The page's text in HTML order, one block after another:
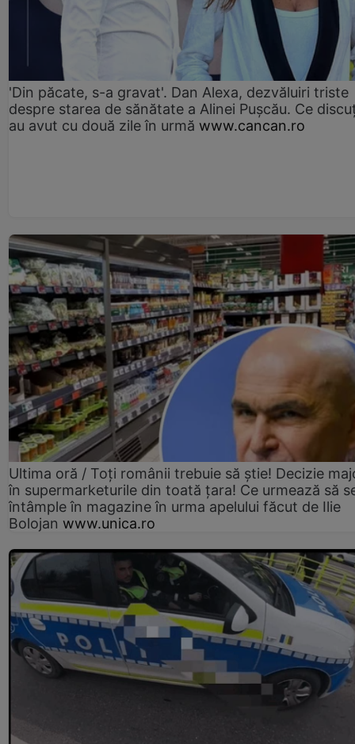
'Din păcate, s-a gravat'. Dan Alexa, dezvăluiri triste
despre starea de sănătate a Alinei Pușcău. Ce
au avut cu două zile în urmă www.cancan.ro
Ultima oră / Toți românii trebuie să știe! Decizie
în supermarketurile din toată țara! Ce urmează să
întâmple în magazine în urma apelului făcut de Ilie
Bolojan www.unica.ro